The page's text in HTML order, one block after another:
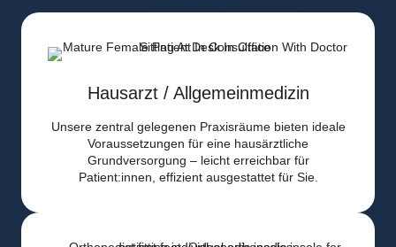
Hausarzt / Allgemeinmedizin
Unsere zentral gelegenen Praxisräume bieten ideale
Voraussetzungen für eine hausärztliche
Grundversorgung – leicht erreichbar für
Patient:innen, effizient ausgestattet für Sie.